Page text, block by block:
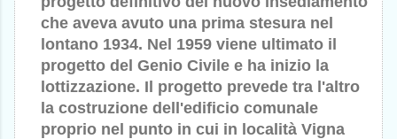
che aveva avuto una prima stesura nel
lontano 1934. Nel 1959 viene ultimato il
progetto del Genio Civile e ha inizio la
lottizzazione. Il progetto prevede tra l'altro
la costruzione dell'edificio comunale
proprio nel punto in cui in località Vigna